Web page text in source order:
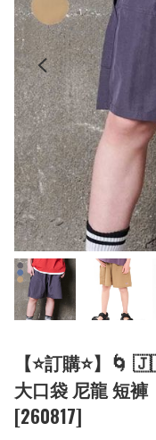
【⭐訂購⭐】🌀
大口袋 尼龍 短褲
[260817]